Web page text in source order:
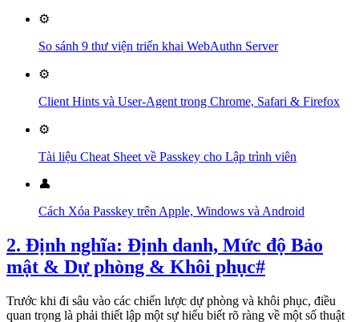
⚙️
So sánh 9 thư viện triển khai WebAuthn Server
⚙️
Client Hints và User-Agent trong Chrome, Safari & Firefox
⚙️
Tài liệu Cheat Sheet về Passkey cho Lập trình viên
👤
Cách Xóa Passkey trên Apple, Windows và Android
2. Định nghĩa: Định danh, Mức độ Bảo
mật & Dự phòng & Khôi phục#
Trước khi đi sâu vào các chiến lược dự phòng và khôi phục, điều
quan trọng là phải thiết lập một sự hiểu biết rõ ràng về một số thuật